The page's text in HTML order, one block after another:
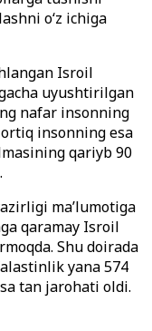
o‘z ichiga
Isroil
uyushtirilgan
nafar insonning
insonning esa
qariyb 90
ma’lumotiga
qaramay Isroil
Shu doirada
yana 574
tan jarohati oldi.